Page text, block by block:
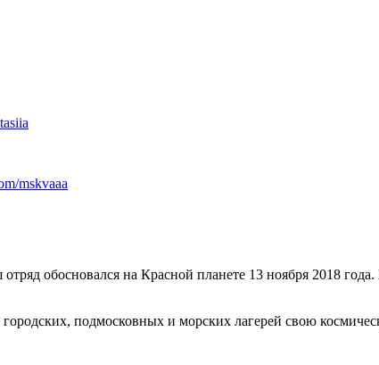
mskvaaa
обосновался на Красной планете 13 ноября 2018
подмосковных и морских лагерей свою